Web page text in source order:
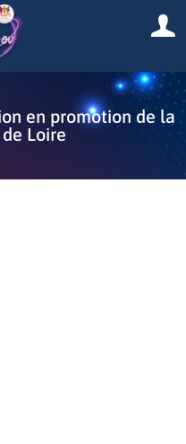
en promotion de la
Loire